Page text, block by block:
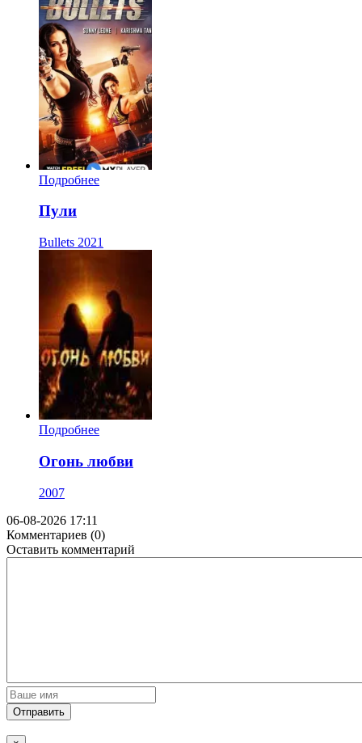
Подробнее
Пули
Bullets 2021
Подробнее
Огонь любви
2007
06-08-2026 17:11
Комментариев (0)
Оставить комментарий
Отправить